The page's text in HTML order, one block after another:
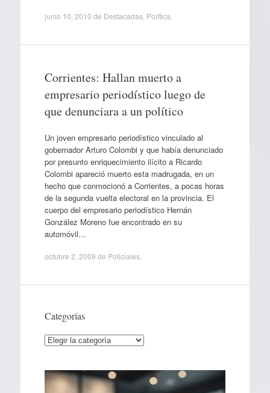
junio 10, 2010 de Destacadas, Política
Corrientes: Hallan muerto a
empresario periodístico luego de
que denunciara a un político
Un joven empresario periodístico vinculado al
gobernador Arturo Colombi y que había denunciado
por presunto enriquecimiento ilícito a Ricardo
Colombi apareció muerto esta madrugada, en un
hecho que conmocionó a Corrientes, a pocas horas
de la segunda vuelta electoral en la provincia. El
cuerpo del empresario periodístico Hernán
González Moreno fue encontrado en su
automóvil…
octubre 2, 2009 de Policiales.
Categorías
Categorías